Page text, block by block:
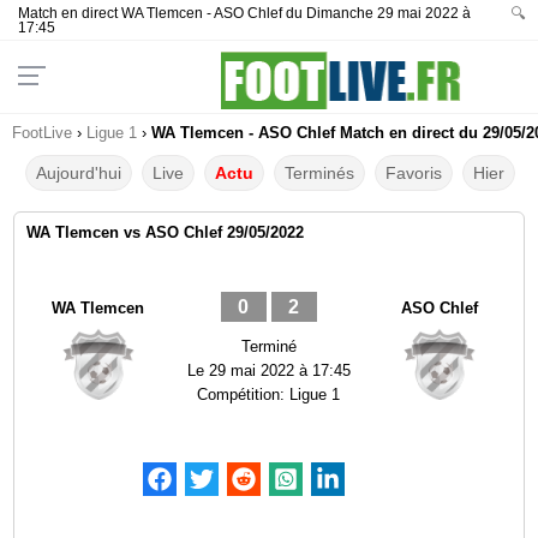
Match en direct WA Tlemcen - ASO Chlef du Dimanche 29 mai 2022 à
17:45
🔍
FootLive › Ligue 1 › WA Tlemcen - ASO Chlef Match en direct du 29/05/
Aujourd'hui Live Actu Terminés Favoris Hier
WA Tlemcen vs ASO Chlef 29/05/2022
WA Tlemcen 0 2
Terminé
Le 29 mai 2022 à 17:45
Compétition: Ligue 1
ASO Chlef